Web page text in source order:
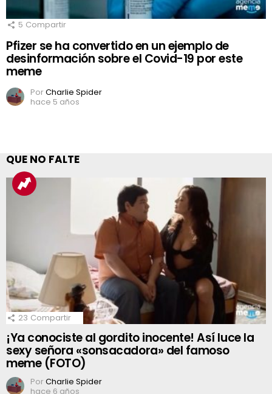
5 Compartir
Pfizer se ha convertido en un ejemplo de
desinformación sobre el Covid-19 por este
meme
PorCharlie Spider
hace 5 años
QUE NO FALTE
23 Compartir
¡Ya conociste al gordito inocente! Así luce la
sexy señora «sonsacadora» del famoso
meme (FOTO)
PorCharlie Spider
hace 6 años